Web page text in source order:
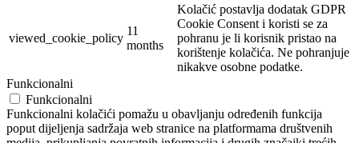
viewed_cookie_policy
11
months
Kolačić postavlja dodatak GDPR
Cookie Consent i koristi se za
pohranu je li korisnik pristao na
korištenje kolačića. Ne pohranjuje
nikakve osobne podatke.
Funkcionalni
Funkcionalni
Funkcionalni kolačići pomažu u obavljanju određenih funkcija
poput dijeljenja sadržaja web stranice na platformama društvenih